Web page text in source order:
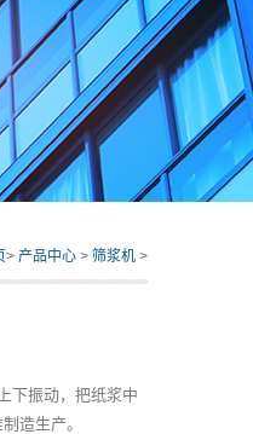
> 产品中心 > 筛浆机 >
下振动，把纸浆中
造生产。